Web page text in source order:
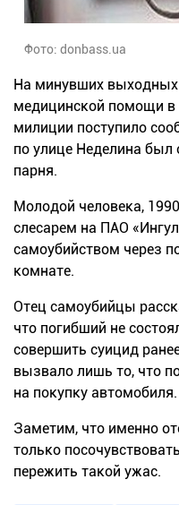
Фото: donbass.ua
На минувших выходных
медицинской помощи в
милиции поступило
по улице Неделина был
парня.
Молодой человека,
слесарем на ПАО
самоубийством через
комнате.
Отец самоубийцы
что погибший не
совершить суицид
вызвало лишь то, что
на покупку автомобиля.
Заметим, что именно
только
пережить такой ужас.